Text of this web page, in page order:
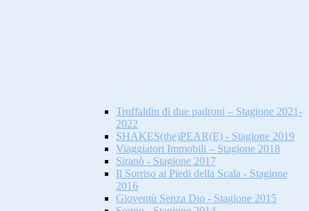
Truffaldin di due padroni – Stagione 2021-
2022
SHAKES(the)PEAR(E) - Stagione 2019
Viaggiatori Immobili – Stagione 2018
Siranò - Stagione 2017
Il Sorriso ai Piedi della Scala - Stagione
2016
Gioventù Senza Dio - Stagione 2015